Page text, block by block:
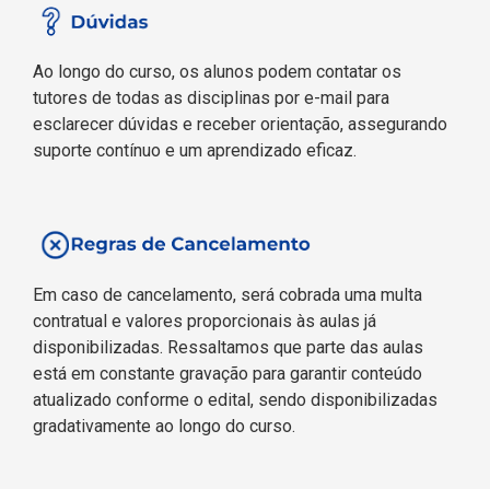
Ao longo do curso, os alunos podem contatar os
tutores de todas as disciplinas por e-mail para
esclarecer dúvidas e receber orientação, assegurando
suporte contínuo e um aprendizado eficaz.
Em caso de cancelamento, será cobrada uma multa
contratual e valores proporcionais às aulas já
disponibilizadas. Ressaltamos que parte das aulas
está em constante gravação para garantir conteúdo
atualizado conforme o edital, sendo disponibilizadas
gradativamente ao longo do curso.